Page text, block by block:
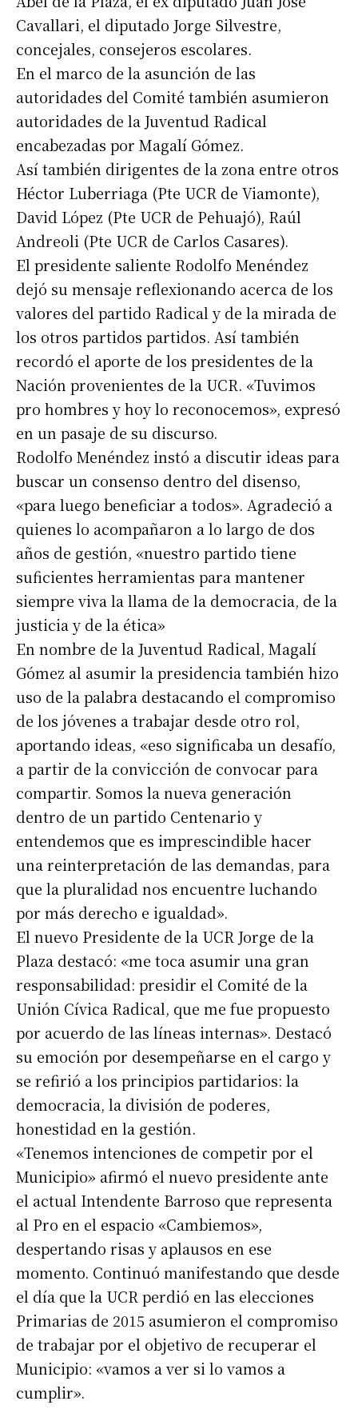
Suscribirme gratis
Dirección de correo electrónico *
Nombre
Cavallari, el diputado Jorge Silvestre,
concejales, consejeros escolares.
En el marco de la asunción de las
autoridades del Comité también asumieron
autoridades de la Juventud Radical
encabezadas por Magalí Gómez.
Así también dirigentes de la zona entre otros
Héctor Luberriaga (Pte UCR de Viamonte),
David López (Pte UCR de Pehuajó), Raúl
Andreoli (Pte UCR de Carlos Casares).
El presidente saliente Rodolfo Menéndez
dejó su mensaje reflexionando acerca de los
valores del partido Radical y de la mirada de
los otros partidos partidos. Así también
recordó el aporte de los presidentes de la
Nación provenientes de la UCR. «Tuvimos
pro hombres y hoy lo reconocemos», expresó
en un pasaje de su discurso.
Rodolfo Menéndez instó a discutir ideas para
buscar un consenso dentro del disenso,
«para luego beneficiar a todos». Agradeció a
quienes lo acompañaron a lo largo de dos
años de gestión, «nuestro partido tiene
suficientes herramientas para mantener
siempre viva la llama de la democracia, de la
justicia y de la ética»
En nombre de la Juventud Radical, Magalí
Gómez al asumir la presidencia también hizo
uso de la palabra destacando el compromiso
de los jóvenes a trabajar desde otro rol,
aportando ideas, «eso significaba un desafío,
a partir de la convicción de convocar para
compartir. Somos la nueva generación
dentro de un partido Centenario y
entendemos que es imprescindible hacer
una reinterpretación de las demandas, para
que la pluralidad nos encuentre luchando
por más derecho e igualdad».
El nuevo Presidente de la UCR Jorge de la
Plaza destacó: «me toca asumir una gran
responsabilidad: presidir el Comité de la
Unión Cívica Radical, que me fue propuesto
por acuerdo de las líneas internas». Destacó
su emoción por desempeñarse en el cargo y
se refirió a los principios partidarios: la
democracia, la división de poderes,
honestidad en la gestión.
«Tenemos intenciones de competir por el
Municipio» afirmó el nuevo presidente ante
el actual Intendente Barroso que representa
al Pro en el espacio «Cambiemos»,
despertando risas y aplausos en ese
momento. Continuó manifestando que desde
el día que la UCR perdió en las elecciones
Primarias de 2015 asumieron el compromiso
de trabajar por el objetivo de recuperar el
Municipio: «vamos a ver si lo vamos a
cumplir».